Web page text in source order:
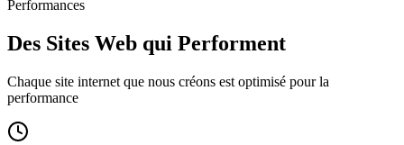
Performances
Des Sites Web qui Performent
Chaque site internet que nous créons est optimisé pour la
performance